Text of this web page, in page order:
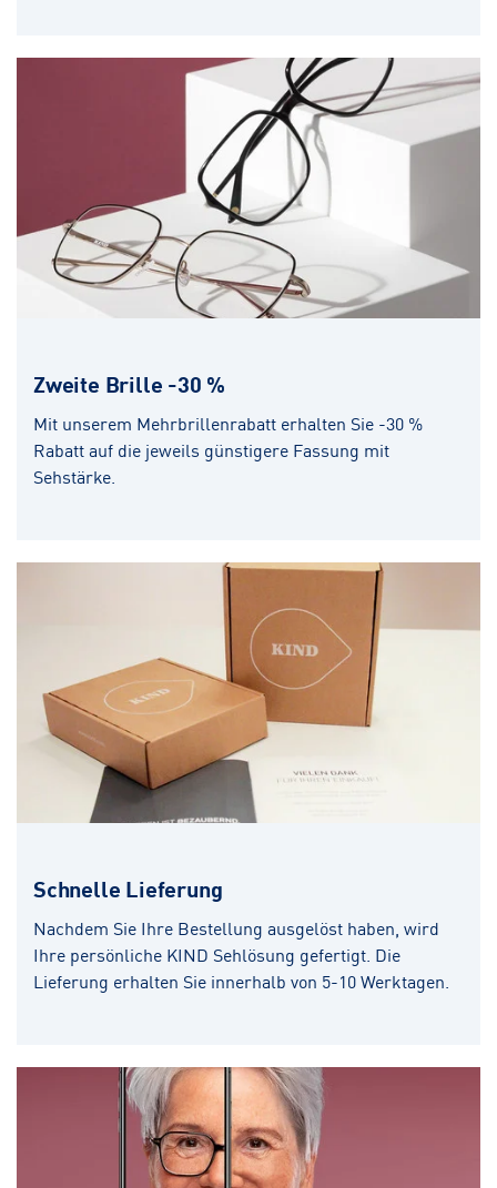
Zweite Brille -30 %
Mit unserem Mehrbrillenrabatt erhalten Sie -30 %
Rabatt auf die jeweils günstigere Fassung mit
Sehstärke.
Schnelle Lieferung
Nachdem Sie Ihre Bestellung ausgelöst haben, wird
Ihre persönliche KIND Sehlösung gefertigt. Die
Lieferung erhalten Sie innerhalb von 5-10 Werktagen.